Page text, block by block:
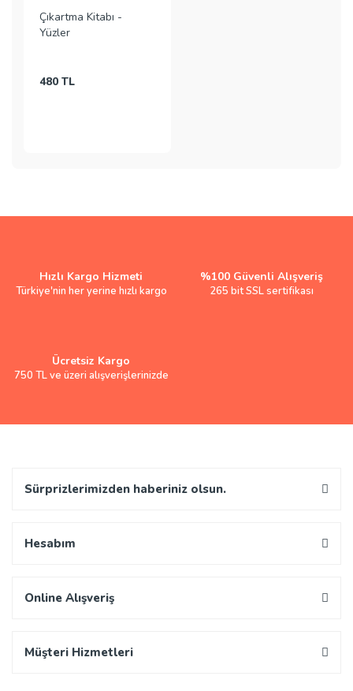
Çıkartma Kitabı -
Yüzler
480 TL
Hızlı Kargo Hizmeti
Türkiye'nin her yerine hızlı kargo
%100 Güvenli Alışveriş
265 bit SSL sertifikası
Ücretsiz Kargo
750 TL ve üzeri alışverişlerinizde
Sürprizlerimizden haberiniz olsun.
Hesabım
Online Alışveriş
Müşteri Hizmetleri